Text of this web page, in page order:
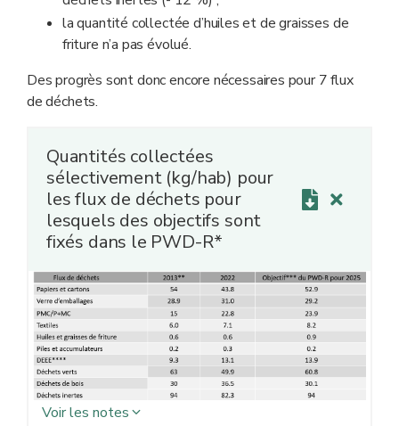
la quantité collectée d’huiles et de graisses de
friture n’a pas évolué.
Des progrès sont donc encore nécessaires pour 7 flux
de déchets.
Quantités collectées
sélectivement (kg/hab) pour
les flux de déchets pour
lesquels des objectifs sont
fixés dans le PWD-R*
Voir les notes